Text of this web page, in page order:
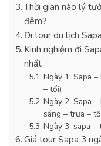
Thời gian nào lý
đêm?
Đi tour du lịch
Kinh nghiệm đi
nhất
Ngày 1: Sapa
– tối)
Ngày 2: Sapa
sáng – trưa –
Ngày 3: sapa
Giá tour Sapa 3